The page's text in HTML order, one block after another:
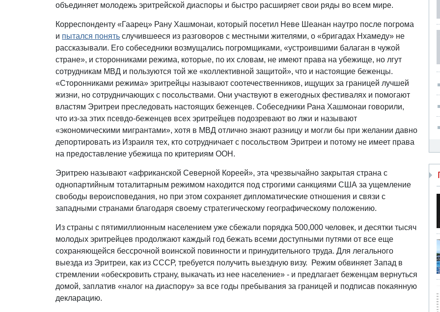
объединяет молодежь эритрейской диаспоры и быстро расширяет свои ряды во всем мире.
Корреспонденту «Гаарец» Рану Хашмонаи, который посетил Неве Шеанан наутро после погрома
и пытался понять случившееся из разговоров с местными жителями, о «бригадах Нхамеду» не
рассказывали. Его собеседники возмущались погромщиками, «устроившими балаган в чужой
стране», и сторонниками режима, которые, по их словам, не имеют права на убежище, но лгут
сотрудникам МВД и пользуются той же «коллективной защитой», что и настоящие беженцы.
«Сторонниками режима» эритрейцы называют соотечественников, ищущих за границей лучшей
жизни, но сотрудничающих с посольствами. Они участвуют в ежегодных фестивалях и помогают
властям Эритреи преследовать настоящих беженцев. Собеседники Рана Хашмонаи говорили,
что из-за этих псевдо-беженцев всех эритрейцев подозревают во лжи и называют
«экономическими мигрантами», хотя в МВД отлично знают разницу и могли бы при желании давно
депортировать из Израиля тех, кто сотрудничает с посольством Эритреи и потому не имеет права
на предоставление убежища по критериям ООН.
Эритрею называют «африканской Северной Кореей», эта чрезвычайно закрытая страна с
однопартийным тоталитарным режимом находится под строгими санкциями США за ущемление
свободы вероисповедания, но при этом сохраняет дипломатические отношения и связи с
западными странами благодаря своему стратегическому географическому положению.
Из страны с пятимиллионным населением уже сбежали порядка 500,000 человек, и десятки тысяч
молодых эритрейцев продолжают каждый год бежать всеми доступными путями от все еще
сохраняющейся бессрочной воинской повинности и принудительного труда. Для легального
выезда из Эритреи, как из СССР, требуется получить выездную визу. Режим обвиняет Запад в
стремлении «обескровить страну, выкачать из нее население» - и предлагает беженцам вернуться
домой, заплатив «налог на диаспору» за все годы пребывания за границей и подписав покаянную
декларацию.